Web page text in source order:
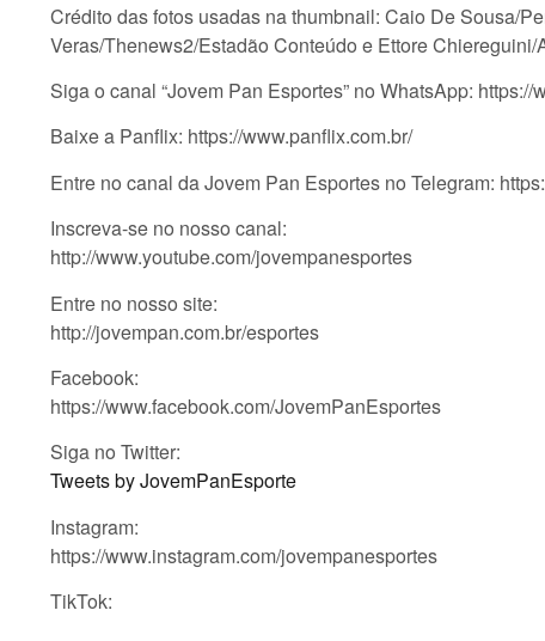
Crédito das fotos usadas na thumbnail: Caio De Sousa/
Veras/Thenews2/Estadão Conteúdo e Ettore
Siga o canal “Jovem Pan Esportes” no WhatsApp:
Baixe a Panflix: https://www.panflix.com.br/
Entre no canal da Jovem Pan Esportes no Telegram:
Inscreva-se no nosso canal:
http://www.youtube.com/jovempanesportes
Entre no nosso site:
http://jovempan.com.br/esportes
Facebook:
https://www.facebook.com/JovemPanEsportes
Siga no Twitter:
Tweets by JovemPanEsporte
Instagram:
https://www.instagram.com/jovempanesportes
TikTok: